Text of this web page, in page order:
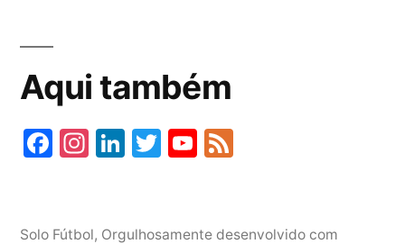
Aqui também
Fa
ok
In
ra
Li
In
T
r
Y
ub
Solo Fútbol, Orgulhosamente desenvolvido com